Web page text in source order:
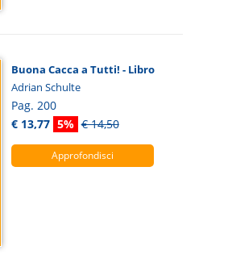
Buona Cacca a Tutti! - Libro
Adrian Schulte
Pag. 200
€ 13,77 5% € 14,50
Approfondisci